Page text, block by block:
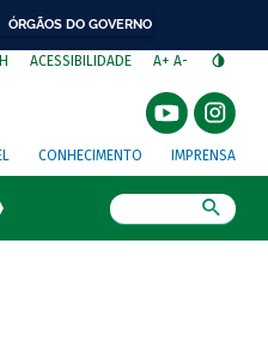
ÓRGÃOS DO GOVERNO
ACESSIBILIDADE A+ A-
CONHECIMENTO IMPRENSA